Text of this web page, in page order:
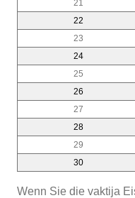
21
22
23
24
25
26
27
28
29
30
Wenn Sie die vaktija